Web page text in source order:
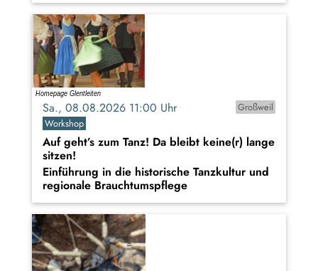
Sa., 08.08.2026 11:00 Uhr
Großweil
Workshop
Auf geht’s zum Tanz! Da bleibt keine(r) lange
sitzen!
Einführung in die historische Tanzkultur und
regionale Brauchtumspflege